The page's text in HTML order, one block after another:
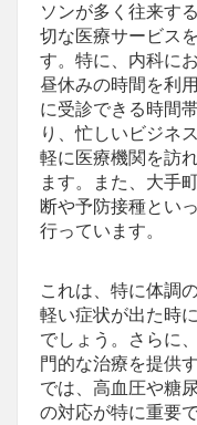
ソンが多く往来す
切な医療サービス
す。特に、内科に
昼休みの時間を利
に受診できる時間
り、忙しいビジネ
軽に医療機関を訪
ます。また、大手
断や予防接種とい
行っています。
これは、特に体調
軽い症状が出た時
でしょう。さらに
門的な治療を提供
では、高血圧や糖
の対応が特に重要